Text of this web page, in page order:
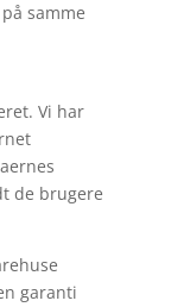
samme
Vi har
de brugere
garanti